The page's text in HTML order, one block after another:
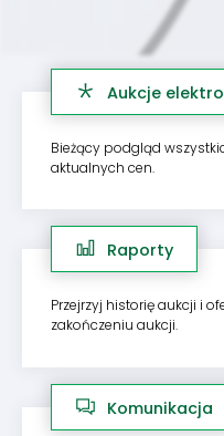
Aukcje
Bieżący podgląd
aktualnych cen.
Raporty
Przejrzyj historię aukcji i
zakończeniu aukcji.
Komunikacja